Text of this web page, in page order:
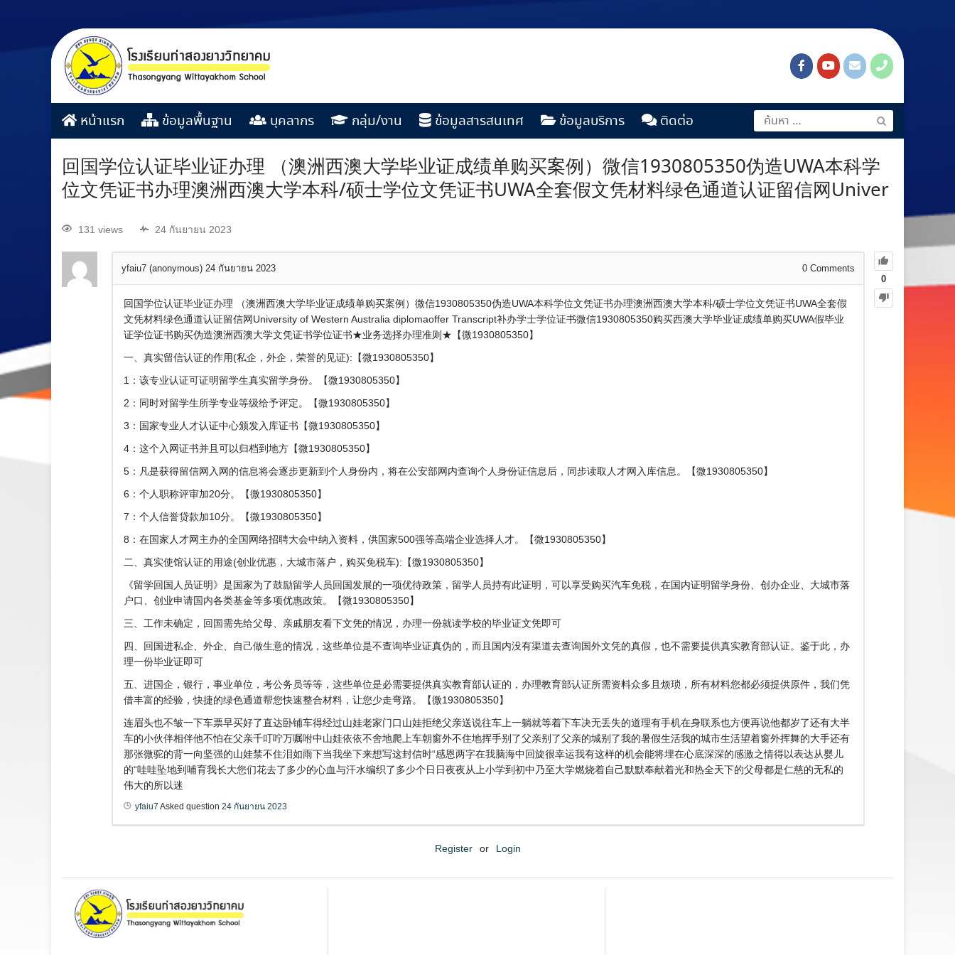
หน้าแรก ข้อมูลพื้นฐาน บุคลากร กลุ่ม/งาน ข้อมูลสารสนเทศ ข้อมูลบริการ ติดต่อ
回国学位认证毕业证办理 （澳洲西澳大学毕业证成绩单购买案例）微信1930805350伪造UWA本科学
位文凭证书办理澳洲西澳大学本科/硕士学位文凭证书UWA全套假文凭材料绿色通道认证留信网Univer
131 views 24 กันยายน 2023
0
yfaiu7 (anonymous) 24 กันยายน 2023 0 Comments
回国学位认证毕业证办理 （澳洲西澳大学毕业证成绩单购买案例）微信1930805350伪造UWA本科学位文凭证书办理澳洲西澳大学本科/硕士学位文凭证书UWA全套假
文凭材料绿色通道认证留信网University of Western Australia diplomaoffer Transcript补办学士学位证书微信1930805350购买西澳大学毕业证成绩单购买UWA假毕业
证学位证书购买伪造澳洲西澳大学文凭证书学位证书★业务选择办理准则★【微1930805350】
一、真实留信认证的作用(私企，外企，荣誉的见证):【微1930805350】
1：该专业认证可证明留学生真实留学身份。【微1930805350】
2：同时对留学生所学专业等级给予评定。【微1930805350】
3：国家专业人才认证中心颁发入库证书【微1930805350】
4：这个入网证书并且可以归档到地方【微1930805350】
5：凡是获得留信网入网的信息将会逐步更新到个人身份内，将在公安部网内查询个人身份证信息后，同步读取人才网入库信息。【微1930805350】
6：个人职称评审加20分。【微1930805350】
7：个人信誉贷款加10分。【微1930805350】
8：在国家人才网主办的全国网络招聘大会中纳入资料，供国家500强等高端企业选择人才。【微1930805350】
二、真实使馆认证的用途(创业优惠，大城市落户，购买免税车):【微1930805350】
《留学回国人员证明》是国家为了鼓励留学人员回国发展的一项优待政策，留学人员持有此证明，可以享受购买汽车免税，在国内证明留学身份、创办企业、大城市落
户口、创业申请国内各类基金等多项优惠政策。【微1930805350】
三、工作未确定，回国需先给父母、亲戚朋友看下文凭的情况，办理一份就读学校的毕业证文凭即可
四、回国进私企、外企、自己做生意的情况，这些单位是不查询毕业证真伪的，而且国内没有渠道去查询国外文凭的真假，也不需要提供真实教育部认证。鉴于此，办
理一份毕业证即可
五、进国企，银行，事业单位，考公务员等等，这些单位是必需要提供真实教育部认证的，办理教育部认证所需资料众多且烦琐，所有材料您都必须提供原件，我们凭
借丰富的经验，快捷的绿色通道帮您快速整合材料，让您少走弯路。【微1930805350】
连眉头也不皱一下车票早买好了直达卧铺车得经过山娃老家门口山娃拒绝父亲送说往车上一躺就等着下车决无丢失的道理有手机在身联系也方便再说他都岁了还有大半
车的小伙伴相伴他不怕在父亲千叮咛万嘱咐中山娃依依不舍地爬上车朝窗外不住地挥手别了父亲别了父亲的城别了我的暑假生活我的城市生活望着窗外挥舞的大手还有
那张微驼的背一向坚强的山娃禁不住泪如雨下当我坐下来想写这封信时“感恩两字在我脑海中回旋很幸运我有这样的机会能将埋在心底深深的感激之情得以表达从婴儿
的“哇哇坠地到哺育我长大您们花去了多少的心血与汗水编织了多少个日日夜夜从上小学到初中乃至大学燃烧着自己默默奉献着光和热全天下的父母都是仁慈的无私的
伟大的所以迷
yfaiu7 Asked question 24 กันยายน 2023
Register or Login